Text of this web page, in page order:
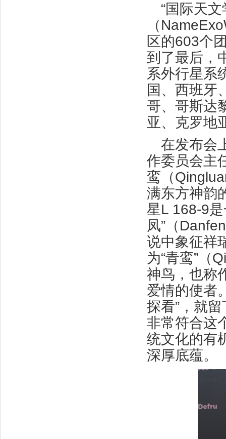
“国际天
（
区的603个
到了最后，
系外行星系
国、西班牙
哥、哥斯达
亚、克罗地
在发布会
作委员会主
鸾（
满东方神韵
星L 168-9
凤”（
说中象征祥
为“青鸾”（
神鸟，也称
爱情的使者
探看”，就
非常符合这
统文化的有
深厚底蕴。